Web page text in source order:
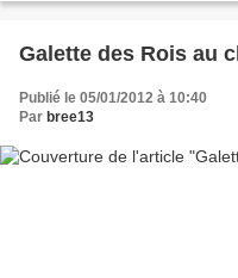
Galette des Rois au
Publié le 05/01/2012 à 10:40
Par bree13